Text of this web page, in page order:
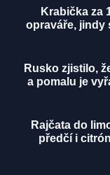
Krabička za
opraváře, jindy
Rusko zjistilo,
a pomalu je
Rajčata do
předčí i